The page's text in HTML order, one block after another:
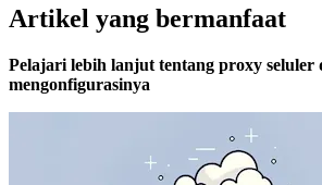
Artikel yang bermanfaat
Pelajari lebih lanjut tentang proxy seluler
mengonfigurasinya